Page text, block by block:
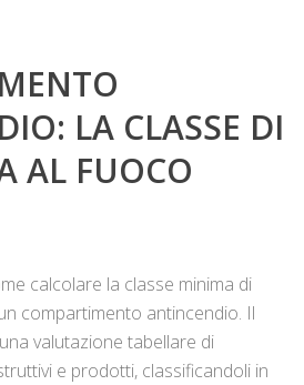
LA CLASSE DI
AL FUOCO
calcolare la classe minima di
compartimento antincendio. Il
valutazione tabellare di
e prodotti, classificandoli in